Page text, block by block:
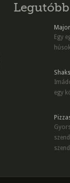
Egy
egy